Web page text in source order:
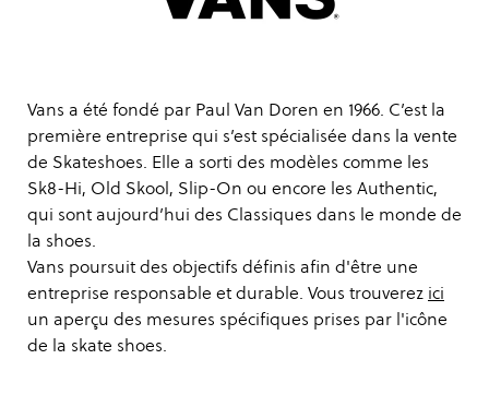
Vans a été fondé par Paul Van Doren en 1966. C’est la
première entreprise qui s’est spécialisée dans la vente
de Skateshoes. Elle a sorti des modèles comme les
Sk8-Hi, Old Skool, Slip-On ou encore les Authentic,
qui sont aujourd’hui des Classiques dans le monde de
la shoes.
Vans poursuit des objectifs définis afin d'être une
entreprise responsable et durable. Vous trouverez ici
un aperçu des mesures spécifiques prises par l'icône
de la skate shoes.